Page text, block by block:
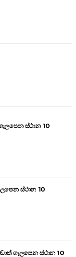
ස්ථාන 10
ස්ථාන 10
ගැලපෙන ස්ථාන 10